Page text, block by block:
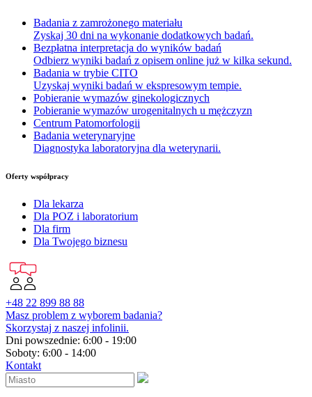
Badania z zamrożonego materiału
Zyskaj 30 dni na wykonanie dodatkowych badań.
Bezpłatna interpretacja do wyników badań
Odbierz wyniki badań z opisem online już w kilka sekund.
Badania w trybie CITO
Uzyskaj wyniki badań w ekspresowym tempie.
Pobieranie wymazów ginekologicznych
Pobieranie wymazów urogenitalnych u mężczyzn
Centrum Patomorfologii
Badania weterynaryjne
Diagnostyka laboratoryjna dla weterynarii.
Oferty współpracy
Dla lekarza
Dla POZ i laboratorium
Dla firm
Dla Twojego biznesu
+48 22 899 88 88
Masz problem z wyborem badania?
Skorzystaj z naszej infolinii.
Dni powszednie: 6:00 - 19:00
Soboty: 6:00 - 14:00
Kontakt